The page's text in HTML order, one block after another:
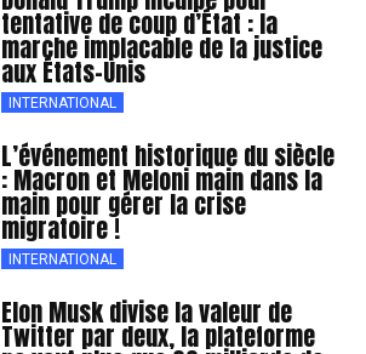
tentative de coup d’État : la
marche implacable de la justice
aux États-Unis
INTERNATIONAL
L’événement historique du siècle
: Macron et Meloni main dans la
main pour gérer la crise
migratoire !
INTERNATIONAL
Elon Musk divise la valeur de
Twitter par deux, la plateforme